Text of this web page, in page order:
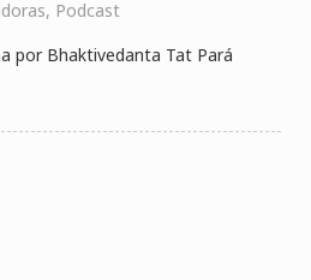
, Podcast
por Bhaktivedanta Tat Pará